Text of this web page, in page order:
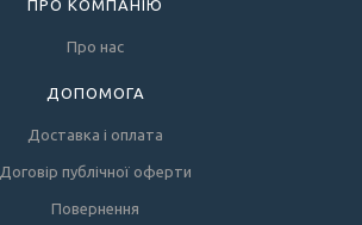
ПРО КОМПАНІЮ
Про нас
ДОПОМОГА
Доставка і оплата
Договір публічної оферти
Повернення